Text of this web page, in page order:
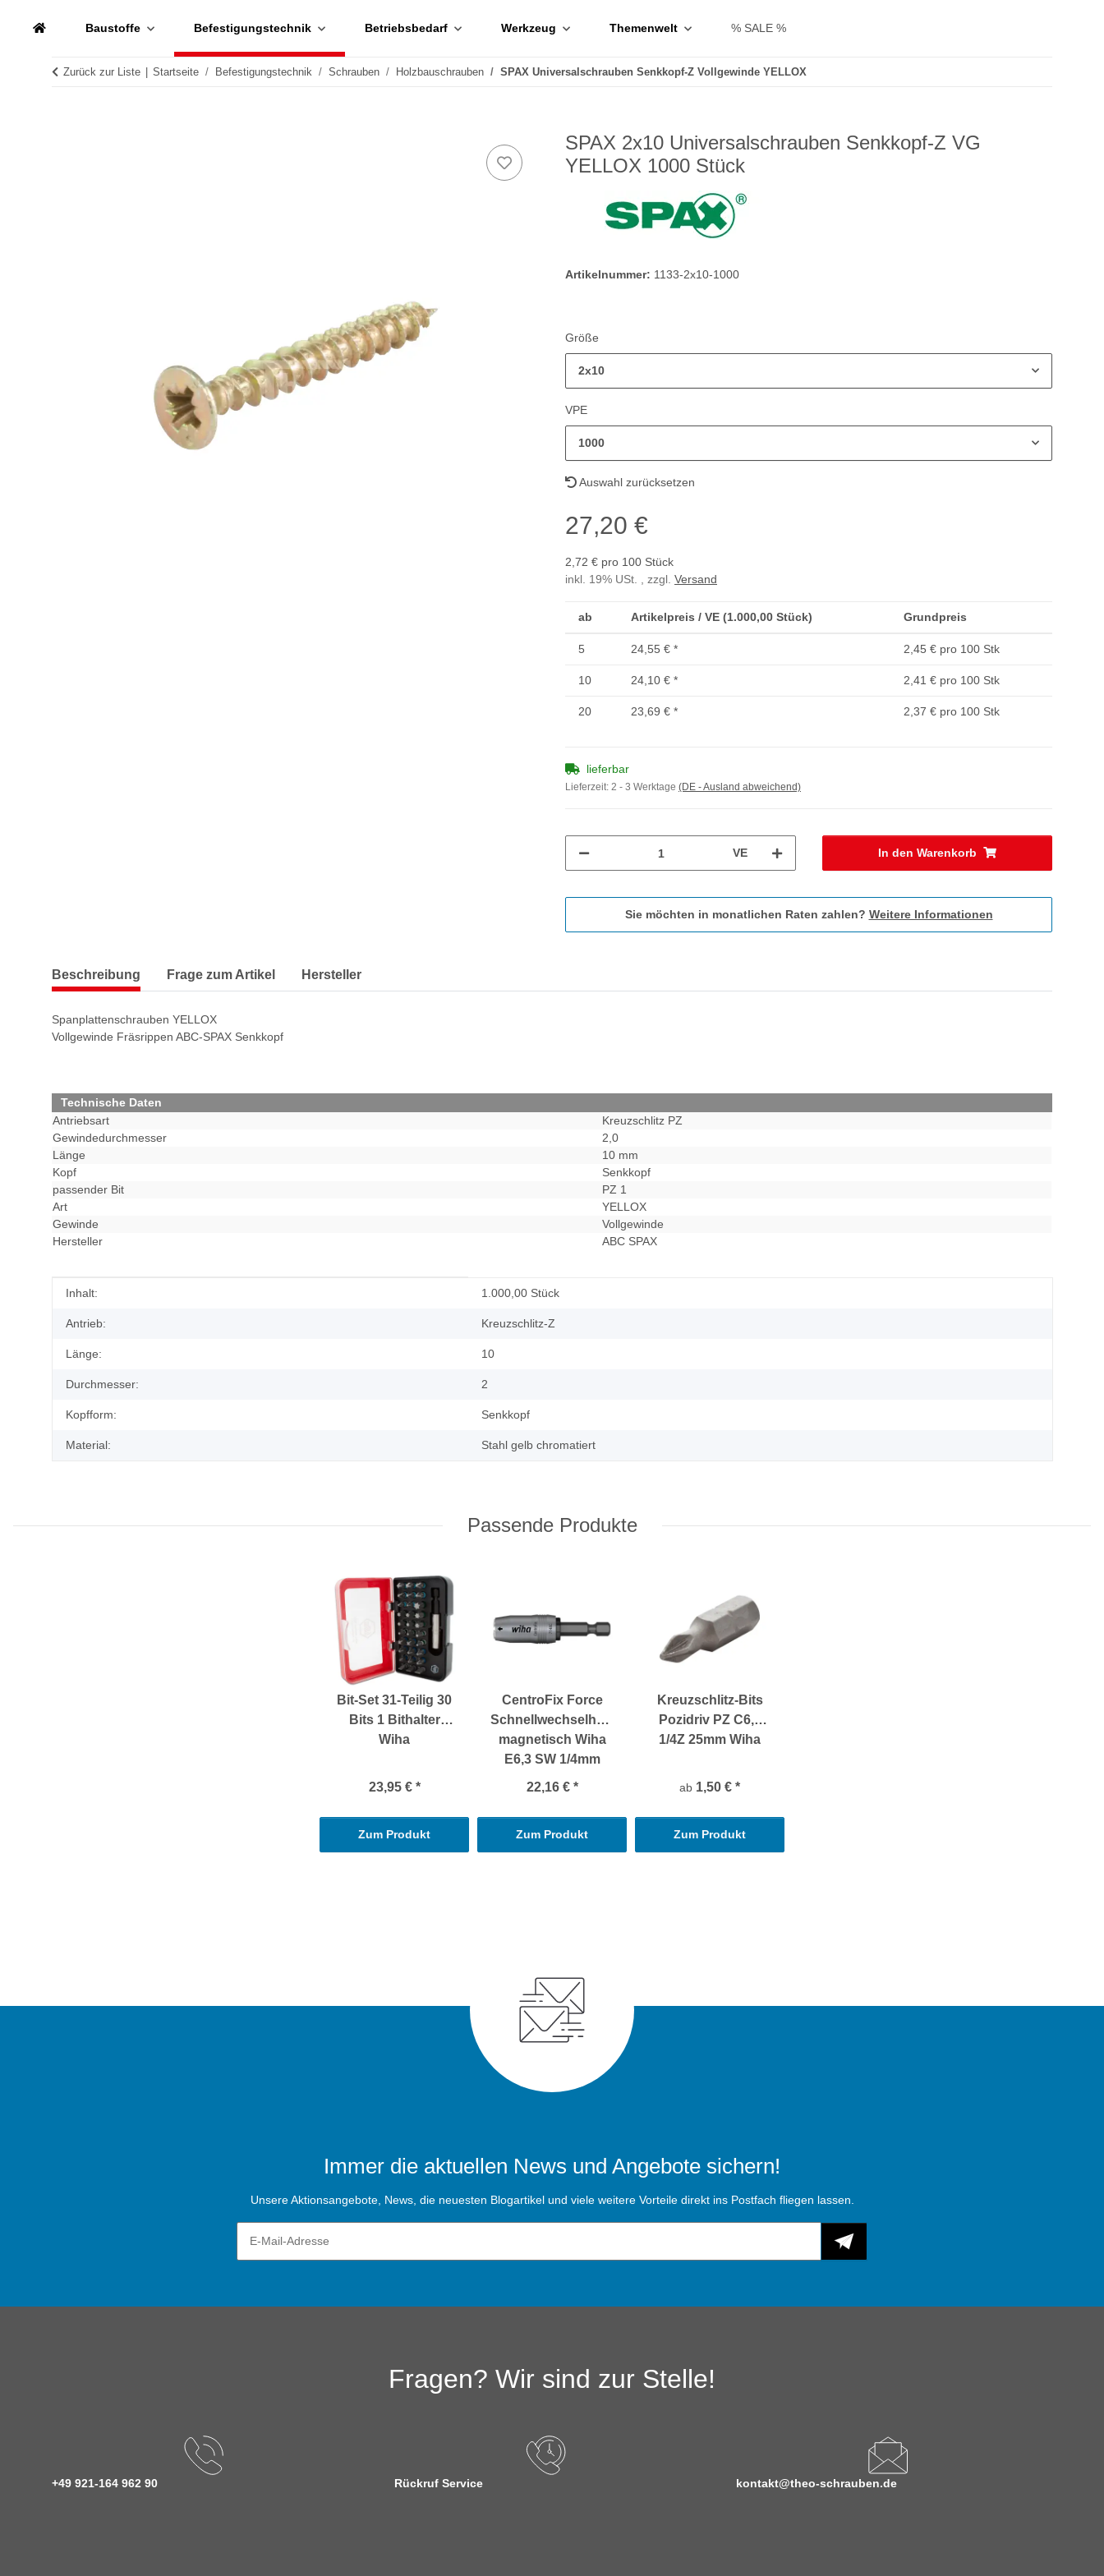
Baustoffe Befestigungstechnik Betriebsbedarf Werkzeug Themenwelt % SALE %
Zurück zur Liste Startseite Befestigungstechnik Schrauben Holzbauschrauben SPAX Universalschrauben Senkkopf-Z Vollgewinde YELLOX
SPAX 2x10 Universalschrauben Senkkopf-Z VG
YELLOX 1000 Stück
Artikelnummer: 1133-2x10-1000
Größe
2x10
VPE
1000
Auswahl zurücksetzen
27,20 €
2,72 € pro 100 Stück
inkl. 19% USt. , zzgl. Versand
ab Artikelpreis / VE (1.000,00 Stück) Grundpreis
5 24,55 € * 2,45 € pro 100 Stk
10 24,10 € * 2,41 € pro 100 Stk
20 23,69 € * 2,37 € pro 100 Stk
lieferbar
Lieferzeit: 2 - 3 Werktage (DE - Ausland abweichend)
VE In den Warenkorb
Sie möchten in monatlichen Raten zahlen? Weitere Informationen
Beschreibung Frage zum Artikel Hersteller
Spanplattenschrauben YELLOX
Vollgewinde Fräsrippen ABC-SPAX Senkkopf
Technische Daten
Antriebsart
Kreuzschlitz PZ
Gewindedurchmesser
2,0
Länge
10 mm
Kopf
Senkkopf
passender Bit
PZ 1
Art
YELLOX
Gewinde
Vollgewinde
Hersteller
ABC SPAX
Produkteigenschaft
Wert
Inhalt: 1.000,00 Stück
Antrieb: Kreuzschlitz-Z
Länge: 10
Durchmesser: 2
Kopfform: Senkkopf
Material: Stahl gelb chromatiert
Passende Produkte
Bit-Set 31-Teilig 30
Bits 1 Bithalter
Wiha
23,95 € *
Zum Produkt
CentroFix Force
Schnellwechselhalter
magnetisch Wiha
E6,3 SW 1/4mm
22,16 € *
Zum Produkt
Kreuzschlitz-Bits
Pozidriv PZ C6,3
1/4Z 25mm Wiha
ab 1,50 € *
Zum Produkt
Immer die aktuellen News und Angebote sichern!
Unsere Aktionsangebote, News, die neuesten Blogartikel und viele weitere Vorteile direkt ins Postfach fliegen lassen.
Fragen? Wir sind zur Stelle!
+49 921-164 962 90 Rückruf Service kontakt@theo-schrauben.de